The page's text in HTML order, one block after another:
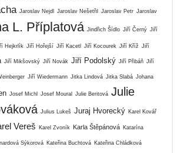
Jaroslav Nejdl Jaroslav Nešetřil Jaroslav Petr Jaroslav
L. Příplatová Jindřich Šídlo Jiří Černý Jiří
Hejkrlík Jiří Hořejší Jiří Kacetl Jiří Kocourek Jiří Kříž Jiří
Jiří Mikšovský Jiří Novák Jiří Podolský Jiří Přibáň Jiří
Jiří Wiedermann Jitka Lindová Jitka Slabá Johana
Josef Michl Josef Moural Julie Beritová Julie
Julius Lukeš Juraj Hvorecký Karel Kovář
Vereš Karel Zvoník Karla Štěpánová Katarína
Sýkorová Kateřina Buchtová Kateřina Chládková